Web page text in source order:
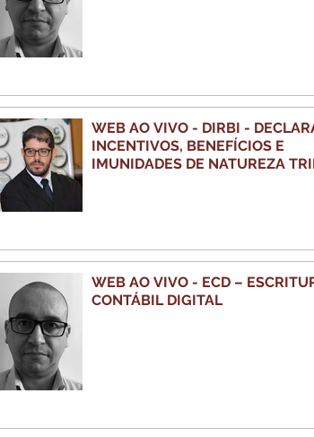
WEB AO VIVO - DIRBI -
INCENTIVOS, BENEFÍCIOS E
IMUNIDADES DE NATUREZA
WEB AO VIVO - ECD –
CONTÁBIL DIGITAL